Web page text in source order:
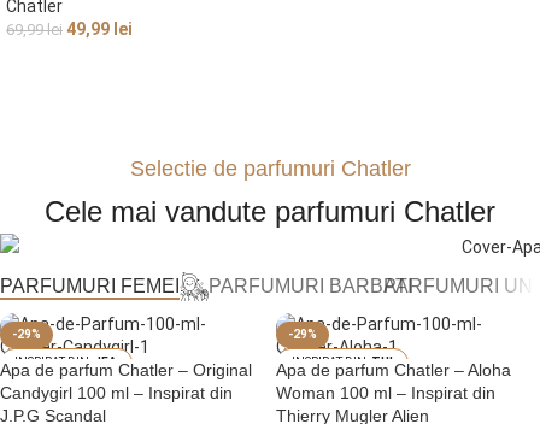
Chatler
69,99lei 49,99 lei
Selectie de parfumuri Chatler
Cele mai vandute parfumuri Chatler
PARFUMURI FEMEI PARFUMURI BARBATIPARFUMURI
-29%
JEA
N PAUL GAULTIER
SCANDAL
Apa de parfum Chatler – Original
Candygirl 100 ml – Inspirat din
J.P.G Scandal
-29%
THI
ERRY MUGLER ALI
EN
Apa de parfum Chatler – Aloha
Woman 100 ml – Inspirat din
Thierry Mugler Alien